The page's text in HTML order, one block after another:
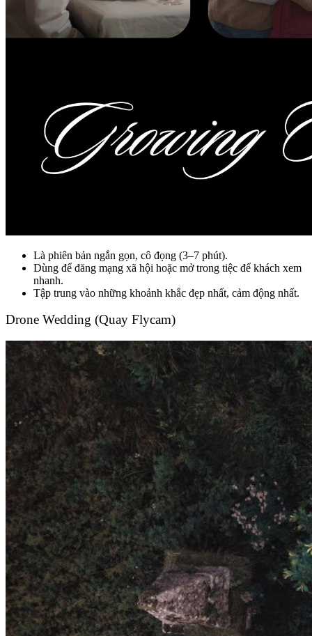
Là phiên bản ngắn gọn, cô đọng (3–7 phút).
Dùng để đăng mạng xã hội hoặc mở trong tiệc để khách xem
nhanh.
Tập trung vào những khoảnh khắc đẹp nhất, cảm động nhất.
Drone Wedding (Quay Flycam)